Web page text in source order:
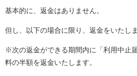
基本的に、返金はありません。
但し、以下の場合に限り、返金をいたしま
※次の返金ができる期間内に「利用中止
料の半額を返金いたします。